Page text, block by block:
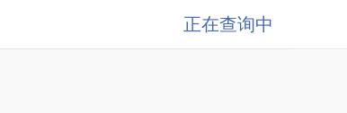
正在查询中